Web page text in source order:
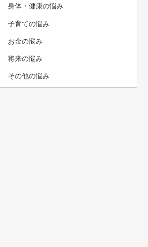
身体・健康の悩み
子育ての悩み
お金の悩み
将来の悩み
その他の悩み